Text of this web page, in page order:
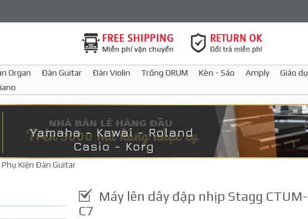
Organ Đàn Guitar Đàn Violin Trống DRUM Kèn - Sáo Amply Giáo
Phụ Kiện Đàn Guitar
Máy lên dây đập nhịp Stagg CTUM-
C7